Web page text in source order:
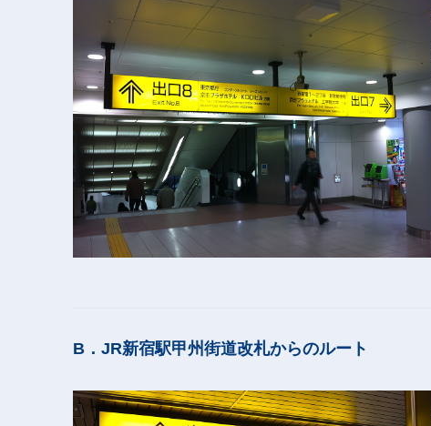
B．JR新宿駅甲州街道改札からのルート